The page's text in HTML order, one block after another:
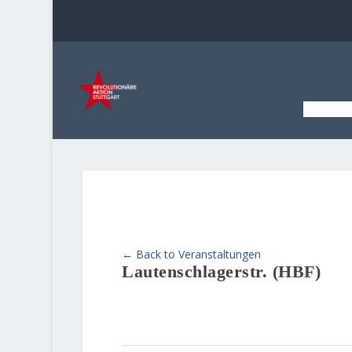
← Back to Veranstaltungen
Lautenschlagerstr. (HBF)